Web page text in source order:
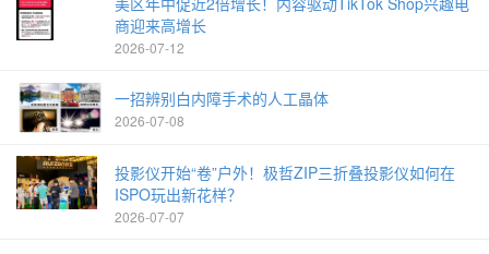
商迎来高增长
2026-07-12
一招辨别白内障手术的人工晶体
2026-07-08
投影仪开始“卷”户外！极哲ZIP三折叠投影仪如何在
ISPO玩出新花样？
2026-07-07